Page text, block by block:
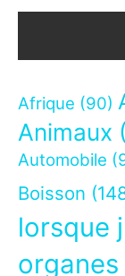
Afrique (90)
Animaux
Automobile
Boisson
lorsque